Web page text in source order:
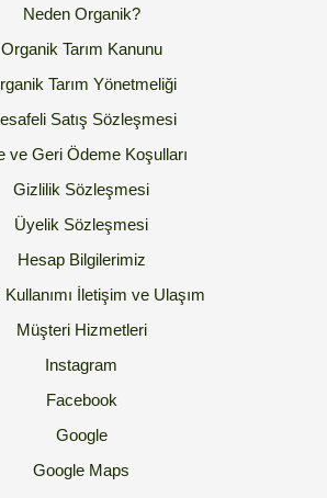
Neden Organik?
Organik Tarım Kanunu
Tarım Yönetmeliği
Satış Sözleşmesi
ve Geri Ödeme Koşulları
Gizlilik Sözleşmesi
Üyelik Sözleşmesi
Hesap Bilgilerimiz
İletişim ve Ulaşım
Müşteri Hizmetleri
Instagram
Facebook
Google
Google Maps